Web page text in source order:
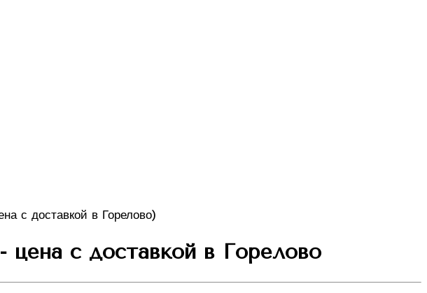
с доставкой в Горелово